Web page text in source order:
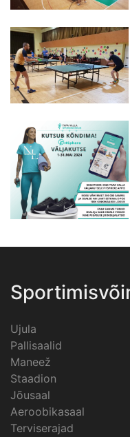
Ujula
Pallisaalid
Maneež
Staadion
Jõusaal
Aeroobikasaal
Terviserajad